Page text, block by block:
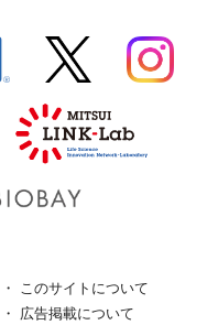
このサイトについて
広告掲載について